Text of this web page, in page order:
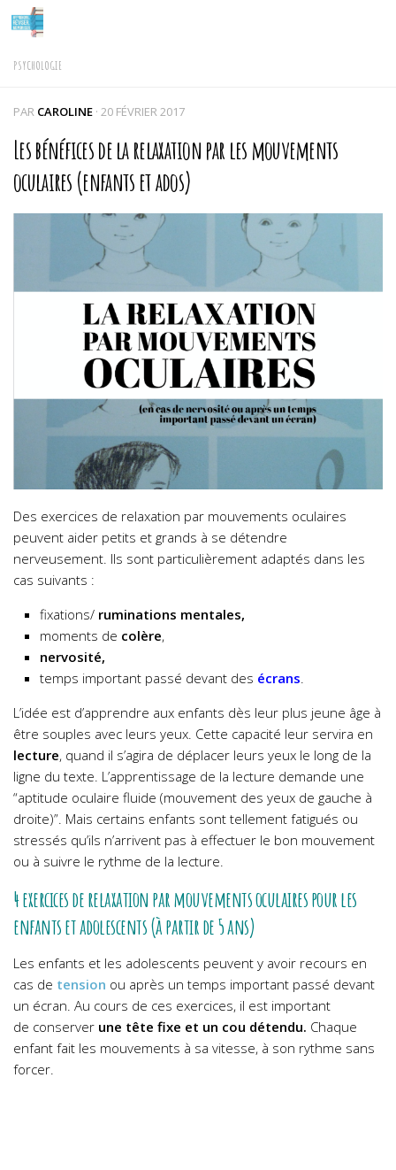
Skip to content
PSYCHOLOGIE
PAR CAROLINE · 20 FÉVRIER 2017
Les bénéfices de la relaxation par les mouvements
oculaires (enfants et ados)
Des exercices de relaxation par mouvements oculaires
peuvent aider petits et grands à se détendre
nerveusement. Ils sont particulièrement adaptés dans les
cas suivants :
fixations/ ruminations mentales,
moments de colère,
nervosité,
temps important passé devant des écrans
L’idée est d’apprendre aux enfants dès leur plus jeune âge à
être souples avec leurs yeux. Cette capacité leur servira en
lecture, quand il s’agira de déplacer leurs yeux le long de la
ligne du texte. L’apprentissage de la lecture demande une
“aptitude oculaire fluide (mouvement des yeux de gauche à
droite)”. Mais certains enfants sont tellement fatigués ou
stressés qu’ils n’arrivent pas à effectuer le bon mouvement
ou à suivre le rythme de la lecture.
4 exercices de relaxation par mouvements oculaires pour les
enfants et adolescents (à partir de 5 ans)
Les enfants et les adolescents peuvent y avoir recours en
cas de tension ou après un temps important passé devant
un écran. Au cours de ces exercices, il est important
de conserver une tête fixe et un cou détendu. Chaque
enfant fait les mouvements à sa vitesse, à son rythme sans
forcer.